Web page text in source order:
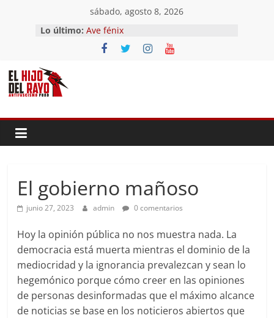
contenido
sábado, agosto 8, 2026
Lo último:
El segundo (Del II Tomo del
Pandemonium)
Ave fénix
¿Dios no existe?
El gobierno mañoso
junio 27, 2023 admin 0 comentarios
Hoy la opinión pública no nos muestra nada. La
democracia está muerta mientras el dominio de la
mediocridad y la ignorancia prevalezcan y sean lo
hegemónico porque cómo creer en las opiniones
de personas desinformadas que el máximo alcance
de noticias se base en los noticieros abiertos que